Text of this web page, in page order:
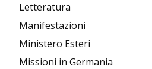
Letteratura
Manifestazioni
Ministero Esteri
Missioni in Germania